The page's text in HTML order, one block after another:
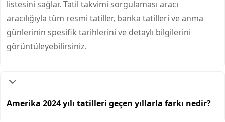
listesini sağlar. Tatil takvimi sorgulaması aracı
aracılığıyla tüm resmi tatiller, banka tatilleri ve anma
günlerinin spesifik tarihlerini ve detaylı bilgilerini
görüntüleyebilirsiniz.
Amerika 2024 yılı tatilleri geçen yıllarla farkı nedir?